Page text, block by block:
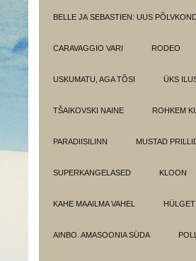
BELLE JA SEBASTIEN: UUS
CARAVAGGIO VARI RODEO
USKUMATU, AGA TÕSI ÜKS
TŠAIKOVSKI NAINE ROHKEM
PARADIISILINN MUSTAD
SUPERKANGELASED KLOON
KAHE MAAILMA VAHEL
AINBO. AMASOONIA SÜDA